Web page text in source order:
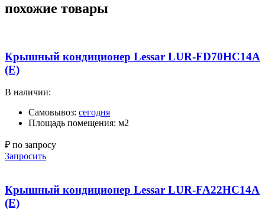
похожие товары
Крышный кондиционер Lessar LUR-FD70HC14A
(E)
В наличии:
Самовывоз: сегодня
Площадь помещения: м2
₽ по запросу
Запросить
Крышный кондиционер Lessar LUR-FA22HC14A
(E)